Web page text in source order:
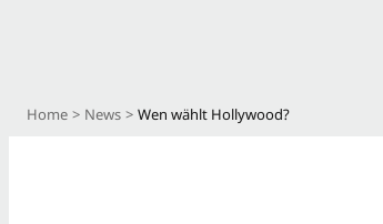
Home News Wen wählt Hollywood?